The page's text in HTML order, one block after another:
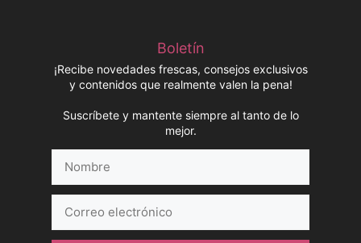
Boletín
¡Recibe novedades frescas, consejos exclusivos
y contenidos que realmente valen la pena!
Suscríbete y mantente siempre al tanto de lo
mejor.
electrónico